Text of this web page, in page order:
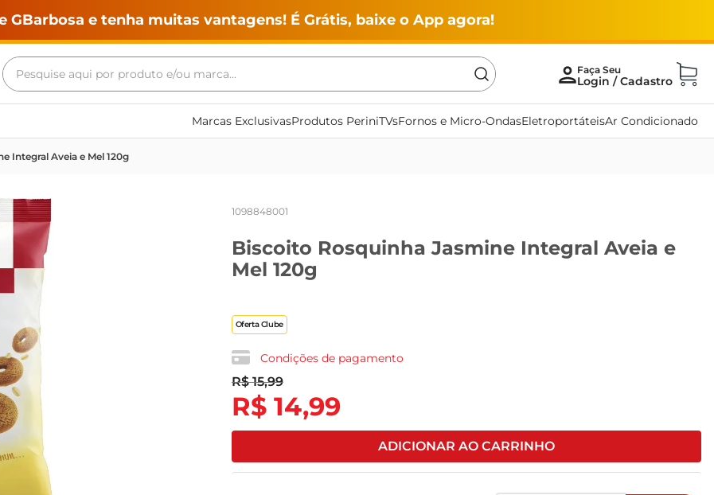
GBarbosa e tenha muitas vantagens! É Grátis, baixe o App agora!
Pesquise aqui por produto e/ou marca...
Marcas ExclusivasProdutos PeriniTVsFornos e Micro-OndasEletroportáteisAr Condicionado
Integral Aveia e Mel 120g
1098848001
Biscoito Rosquinha Jasmine Integral Aveia e
Mel 120g
Oferta Clube
Condições de pagamento
R$ 15,99
R$ 14,99
ADICIONAR AO CARRINHO
Termos mais buscados
maquina lavar
café
cerveja
frango
leite
leite pó